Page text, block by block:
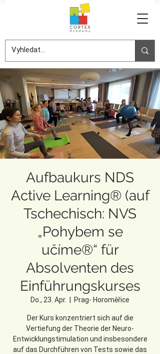
Aufbaukurs NDS
Active Learning® (auf
Tschechisch: NVS
„Pohybem se
učíme®“ für
Absolventen des
Einführungskurses
Do., 23. Apr. Prag- Horoměřice
Der Kurs konzentriert sich auf die
Vertiefung der Theorie der Neuro-
Entwicklungstimulation und insbesondere
auf das Durchführen von Tests sowie das